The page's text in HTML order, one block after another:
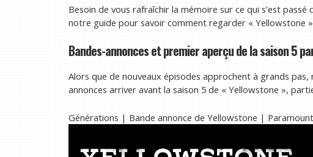
Besoin de vous rafraîchir la mémoire sur ce qui s'est passé
notre guide pour savoir comment regarder « Yellowstone
Bandes-annonces et premier aperçu de la saison 5
Alors que de nouveaux épisodes approchent à grands
annonces arriver avant la saison 5 de « Yellowstone »,
Générations | Bande annonce de Yellowstone |